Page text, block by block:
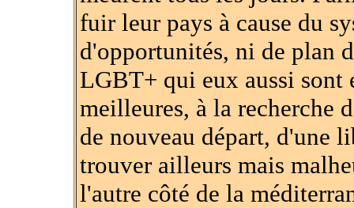
fuir leur pays à cause du
d'opportunités, ni de plan
LGBT+ qui eux aussi sont
meilleures, à la recherche
de nouveau départ, d'une
trouver ailleurs mais
l'autre côté de la